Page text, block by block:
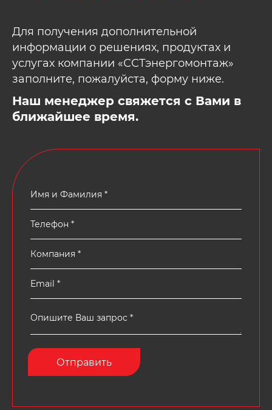
Для получения дополнительной
информации о решениях, продуктах и
услугах компании «ССТэнергомонтаж»
заполните, пожалуйста, форму ниже.
Наш менеджер свяжется с Вами в
ближайшее время.